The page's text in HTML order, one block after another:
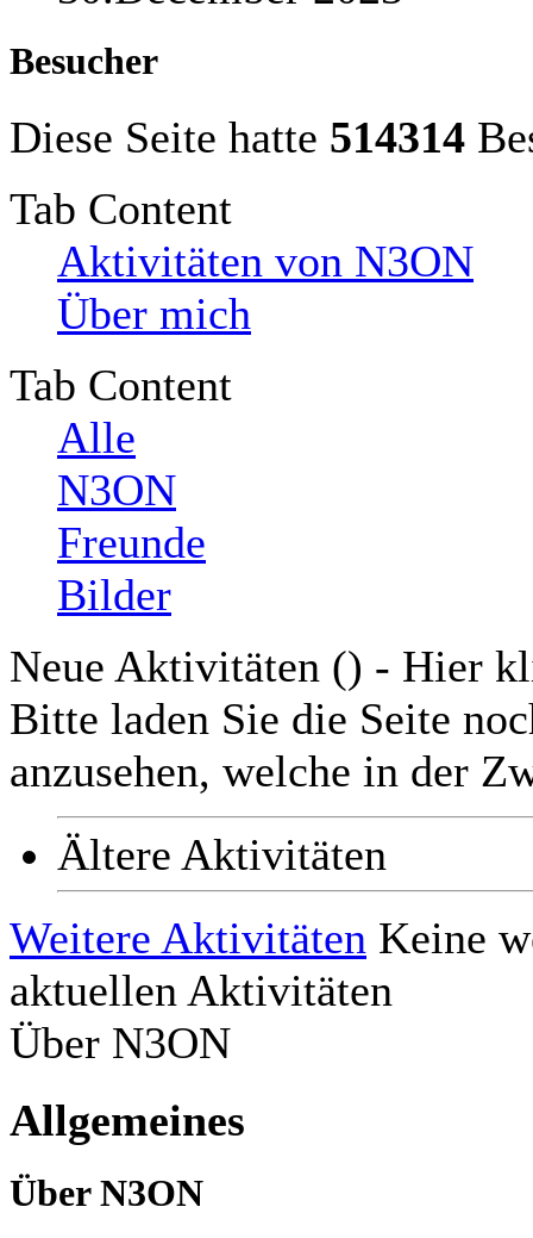
Besucher
Diese Seite hatte 514314
Tab Content
Aktivitäten von N3ON
Über mich
Tab Content
Alle
N3ON
Freunde
Bilder
Neue Aktivitäten () - Hier
Bitte laden Sie die Seite
anzusehen, welche in der
Ältere Aktivitäten
Weitere Aktivitäten Keine
aktuellen Aktivitäten
Über N3ON
Allgemeines
Über N3ON